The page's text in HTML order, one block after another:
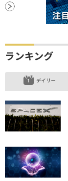
ランキング
デイリー